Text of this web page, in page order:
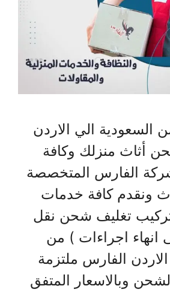
الي الاردن
أثاث منزلك وكافة
الفارس المتخصصة
ونقدم كافة خدمات
تغليف شحن نقل
اجراءات ) من
الفارس ملتزمة
وبالاسعار المتفق